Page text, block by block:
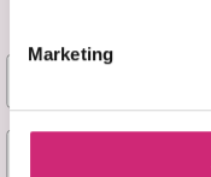
Marketing
Naam
E-mail